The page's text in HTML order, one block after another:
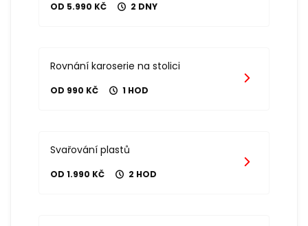
OD 5.990 KČ 2 DNY
Rovnání karoserie na stolici
OD 990 KČ 1 HOD
Svařování plastů
OD 1.990 KČ 2 HOD